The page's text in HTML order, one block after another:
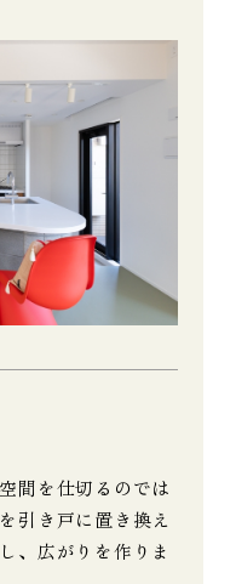
間を仕切るのでは
引き戸に置き換え
、広がりを作りま